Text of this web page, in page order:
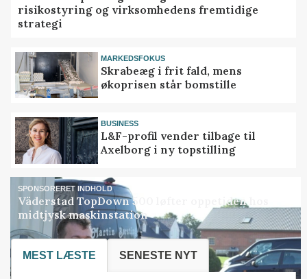
risikostyring og virksomhedens fremtidige
strategi
MARKEDSFOKUS
Skrabeæg i frit fald, mens
økoprisen står bomstille
BUSINESS
L&F-profil vender tilbage til
Axelborg i ny topstilling
SPONSORERET INDHOLD
Väderstad TopDown 500 løfter oppetiden hos
midtjysk maskinstation
MEST LÆSTE SENESTE NYT